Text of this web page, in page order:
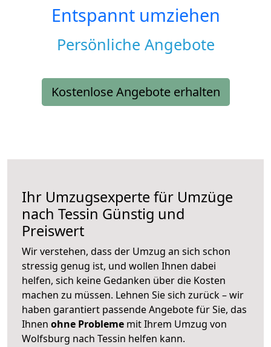
Entspannt umziehen
Persönliche Angebote
Kostenlose Angebote erhalten
Ihr Umzugsexperte für Umzüge
nach Tessin Günstig und
Preiswert
Wir verstehen, dass der Umzug an sich schon
stressig genug ist, und wollen Ihnen dabei
helfen, sich keine Gedanken über die Kosten
machen zu müssen. Lehnen Sie sich zurück – wir
haben garantiert passende Angebote für Sie, das
Ihnen ohne Probleme mit Ihrem Umzug von
Wolfsburg nach Tessin helfen kann.